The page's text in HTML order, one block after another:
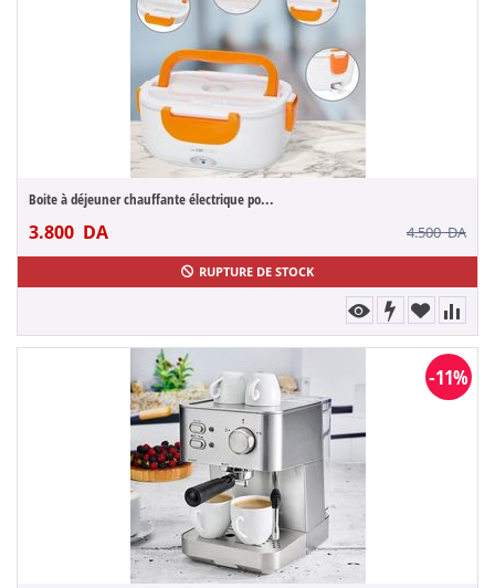
Boite à déjeuner chauffante électrique po...
3.800 DA 4.500DA
RUPTURE DE STOCK
-11%